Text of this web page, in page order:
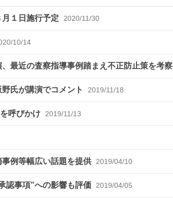
１日施行予定 2020/11/30
10/14
近の査察指導事例踏まえ不正防止策を考察
氏が講演でコメント 2019/11/18
呼びかけ 2019/11/13
例等幅広い話題を提供 2019/04/10
認事項”への影響も評価 2019/04/05